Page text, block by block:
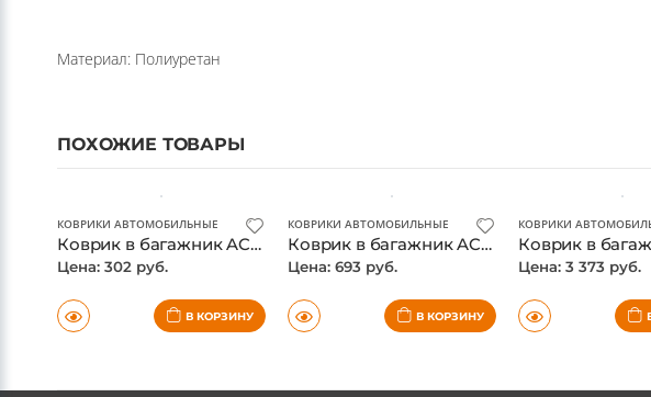
Материал: Полиуретан
ПОХОЖИЕ ТОВАРЫ
КОВРИКИ АВТОМОБИЛЬНЫЕ
Коврик в багажник ACURA MDX 10/2006-, кроссовер (полиуретан, бежевый) / Акура МДХ
Цена: 302 руб.
В КОРЗИНУ
КОВРИКИ АВТОМОБИЛЬНЫЕ
Коврик в багажник ACURA MDX, 01/2014-, кроссовер, длин., 1 шт. (полиуретан) / Акура МДХ
Цена: 693 руб.
В КОРЗИНУ
КОВРИКИ
Цена: 3 373 руб.